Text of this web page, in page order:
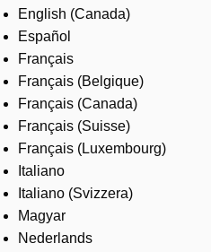
English (Canada)
Español
Français
Français (Belgique)
Français (Canada)
Français (Suisse)
Français (Luxembourg)
Italiano
Italiano (Svizzera)
Magyar
Nederlands